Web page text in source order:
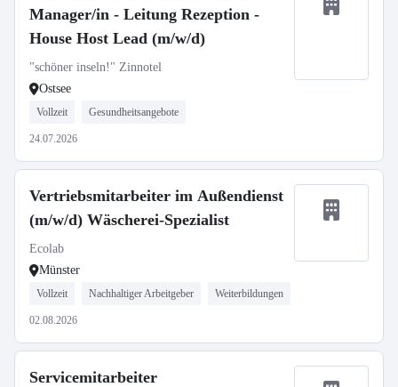
Manager/in - Leitung Rezeption -
House Host Lead (m/w/d)
"schöner inseln!" Zinnotel
Ostsee
Vollzeit Gesundheitsangebote
24.07.2026
Vertriebsmitarbeiter im Außendienst
(m/w/d) Wäscherei-Spezialist
Ecolab
Münster
Vollzeit Nachhaltiger Arbeitgeber Weiterbildungen
02.08.2026
Servicemitarbeiter